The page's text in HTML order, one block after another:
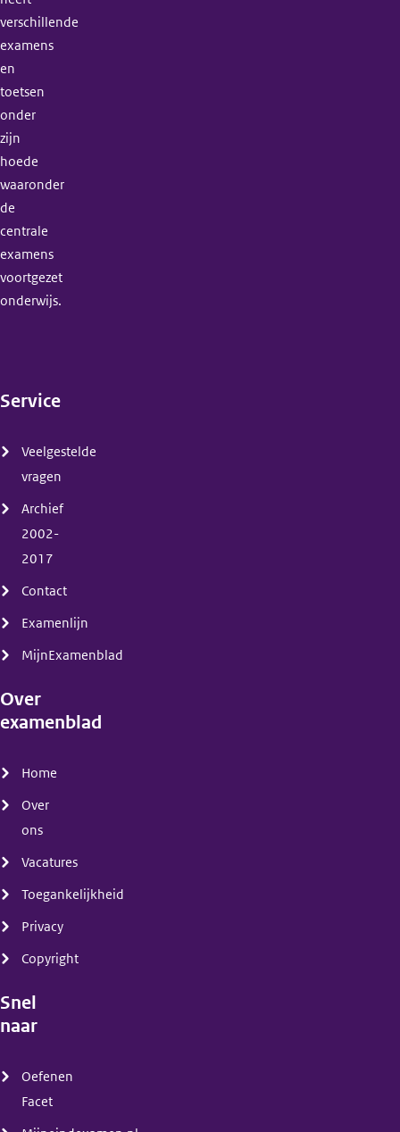
verschillende
examens
en
toetsen
onder
zijn
hoede
waaronder
de
centrale
examens
voortgezet
onderwijs.
Service
Veelgestelde
vragen
Archief
2002-
2017
Contact
Examenlijn
MijnExamenblad
Over
examenblad
Home
Over
ons
Vacatures
Toegankelijkheid
Privacy
Copyright
Snel
naar
Oefenen
Facet